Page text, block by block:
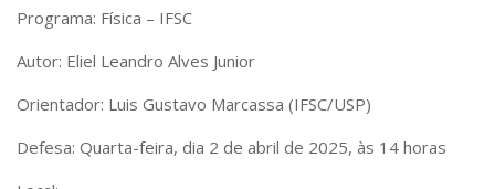
Pós-doutorado
Transferência de Tecnologia
Extensão à Comunidade
Projetos, Programas e Cursos
Programa: Física – IFSC
Autor: Eliel Leandro Alves Junior
Orientador: Luis Gustavo Marcassa (IFSC/USP)
Defesa: Quarta-feira, dia 2 de abril de 2025, às 14 horas